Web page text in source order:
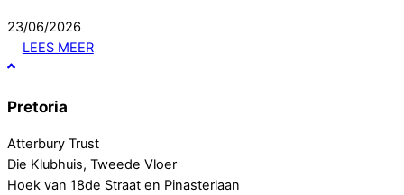
23/06/2026
LEES MEER
Pretoria
Atterbury Trust
Die Klubhuis, Tweede Vloer
Hoek van 18de Straat en Pinasterlaan